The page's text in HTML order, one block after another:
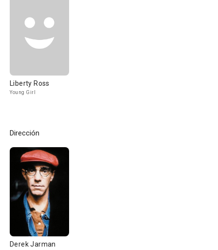
Liberty Ross
Young Girl
Dirección
Derek Jarman